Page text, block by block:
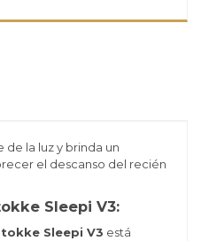
la luz y brinda un
el descanso del recién
Sleepi V3:
Sleepi V3 está